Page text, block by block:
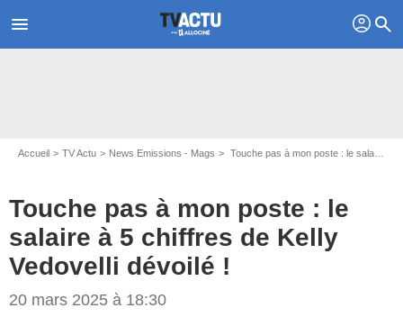
menu profil search
Accueil TV Actu News Emissions - Mags Touche pas à mon poste : le salaire à 5 chiffres de Kelly Vedovelli dévoilé !
Touche pas à mon poste : le
salaire à 5 chiffres de Kelly
Vedovelli dévoilé !
20 mars 2025 à 18:30